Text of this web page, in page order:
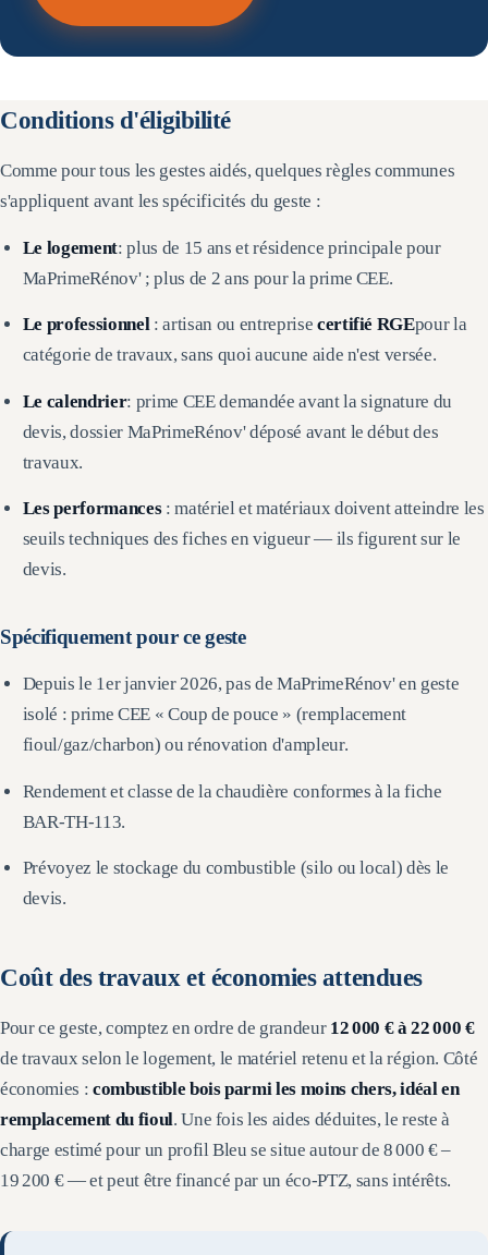
Conditions d'éligibilité
Comme pour tous les gestes aidés, quelques règles communes
s'appliquent avant les spécificités du geste :
Le logement: plus de 15 ans et résidence principale pour
MaPrimeRénov' ; plus de 2 ans pour la prime CEE.
Le professionnel: artisan ou entreprise certifié RGEpour la
catégorie de travaux, sans quoi aucune aide n'est versée.
Le calendrier: prime CEE demandée avant la signature du
devis, dossier MaPrimeRénov' déposé avant le début des
travaux.
Les performances: matériel et matériaux doivent atteindre les
seuils techniques des fiches en vigueur — ils figurent sur le
devis.
Spécifiquement pour ce geste
Depuis le 1er janvier 2026, pas de MaPrimeRénov' en geste
isolé : prime CEE « Coup de pouce » (remplacement
fioul/gaz/charbon) ou rénovation d'ampleur.
Rendement et classe de la chaudière conformes à la fiche
BAR-TH-113.
Prévoyez le stockage du combustible (silo ou local) dès le
devis.
Coût des travaux et économies attendues
Pour ce geste, comptez en ordre de grandeur 12 000 €à22 000 €
de travaux selon le logement, le matériel retenu et la région. Côté
économies : combustible bois parmi les moins chers, idéal en
remplacement du fioul. Une fois les aides déduites, le reste à
charge estimé pour un profil Bleu se situe autour de 8 000 € –
19 200 €— et peut être financé par un éco-PTZ, sans intérêts.